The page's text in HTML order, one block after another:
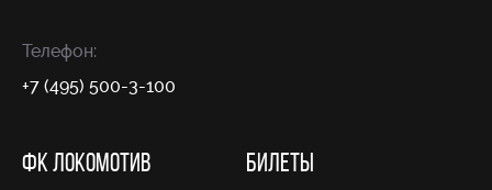
Телефон:
+7 (495) 500-3-100
ФК ЛОКОМОТИВ БИЛЕТЫ